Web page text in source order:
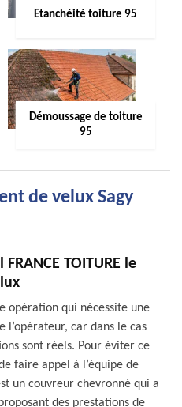
Etanchéité toiture 95
Démoussage de toiture
95
de velux Sagy
TOITURE le
opération qui nécessite une
l’opérateur, car dans le cas
sont réels. Pour éviter ce
faire appel à l’équipe de
un couvreur chevronné qui a
des prestations de